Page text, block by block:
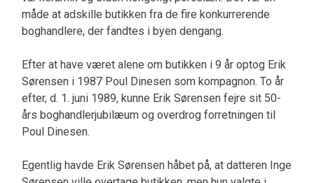
måde at adskille butikken fra de fire konkurrerende
boghandlere, der fandtes i byen dengang.
Efter at have været alene om butikken i 9 år optog Erik
Sørensen i 1987 Poul Dinesen som kompagnon. To år
efter, d. 1. juni 1989, kunne Erik Sørensen fejre sit 50-
års boghandlerjubilæum og overdrog forretningen til
Poul Dinesen.
Egentlig havde Erik Sørensen håbet på, at datteren Inge